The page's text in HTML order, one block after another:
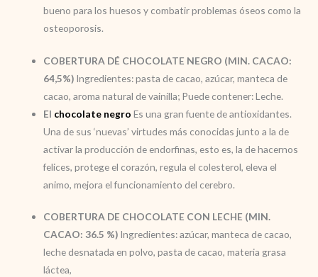
bueno para los huesos y combatir problemas óseos como la
osteoporosis.
COBERTURA DÉ CHOCOLATE NEGRO (MIN. CACAO:
64,5%) Ingredientes: pasta de cacao, azúcar, manteca de
cacao, aroma natural de vainilla; Puede contener: Leche.
El chocolate negroEs una gran fuente de antioxidantes.
Una de sus ‘nuevas’ virtudes más conocidas junto a la de
activar la producción de endorfinas, esto es, la de hacernos
felices, protege el corazón, regula el colesterol, eleva el
animo, mejora el funcionamiento del cerebro.
COBERTURA DE CHOCOLATE CON LECHE (MIN.
CACAO: 36.5 %) Ingredientes: azúcar, manteca de cacao,
leche desnatada en polvo, pasta de cacao, materia grasa
láctea,